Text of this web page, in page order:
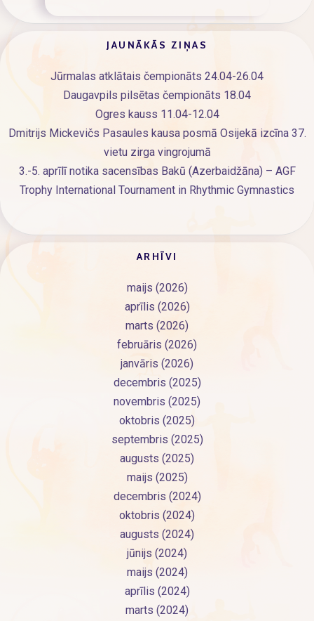
JAUNĀKĀS ZIŅAS
Jūrmalas atklātais čempionāts 24.04-26.04
Daugavpils pilsētas čempionāts 18.04
Ogres kauss 11.04-12.04
Dmitrijs Mickevičs Pasaules kausa posmā Osijekā izcīna 37.
vietu zirga vingrojumā
3.-5. aprīlī notika sacensības Bakū (Azerbaidžāna) – AGF
Trophy International Tournament in Rhythmic Gymnastics
ARHĪVI
maijs (2026)
aprīlis (2026)
marts (2026)
februāris (2026)
janvāris (2026)
decembris (2025)
novembris (2025)
oktobris (2025)
septembris (2025)
augusts (2025)
maijs (2025)
decembris (2024)
oktobris (2024)
augusts (2024)
jūnijs (2024)
maijs (2024)
aprīlis (2024)
marts (2024)